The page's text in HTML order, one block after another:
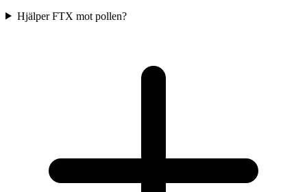
Hjälper FTX mot pollen?